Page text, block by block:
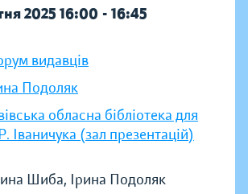
2025 16:00 - 16:45
видавців
Подоляк
обласна бібліотека для
Іваничука (зал презентацій)
Шиба, Ірина Подоляк